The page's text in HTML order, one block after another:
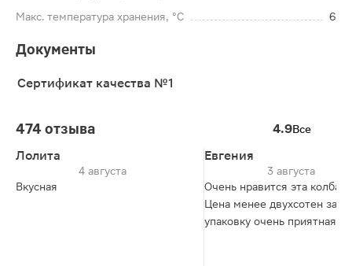
Макс. температура хранения, °C
6
Документы
Сертификат качества №1
474 отзыва 4.9Все
Лолита
4 августа
Вкусная
Евгения
3 августа
Очень нравится эта
Цена менее двухсотен за
упаковку очень приятная.